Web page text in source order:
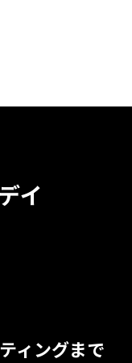
イ
ィングまで